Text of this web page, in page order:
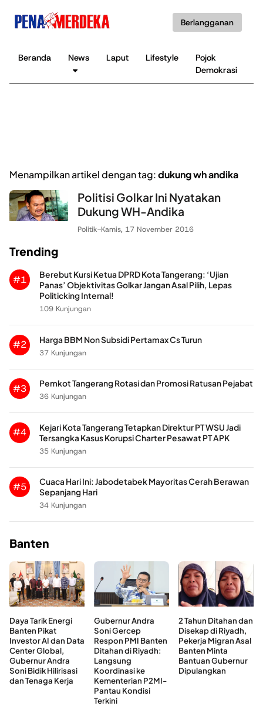
Berlangganan
Beranda News Laput Lifestyle
Pojok
Demokrasi
Menampilkan artikel dengan tag:dukung wh andika
Politisi Golkar Ini Nyatakan
Dukung WH-Andika
Politik-Kamis, 17 November 2016
Trending
#1
Berebut Kursi Ketua DPRD Kota Tangerang: ‘Ujian
Panas’ Objektivitas Golkar Jangan Asal Pilih, Lepas
Politicking Internal!
109 Kunjungan
#2
Harga BBM Non Subsidi Pertamax Cs Turun
37 Kunjungan
#3
Pemkot Tangerang Rotasi dan Promosi Ratusan Pejabat
36 Kunjungan
#4
Kejari Kota Tangerang Tetapkan Direktur PT WSU Jadi
Tersangka Kasus Korupsi Charter Pesawat PT APK
35 Kunjungan
#5
Cuaca Hari Ini: Jabodetabek Mayoritas Cerah Berawan
Sepanjang Hari
34 Kunjungan
Banten
Daya Tarik Energi
Banten Pikat
Investor AI dan Data
Center Global,
Gubernur Andra
Soni Bidik Hilirisasi
dan Tenaga Kerja
Gubernur Andra
Soni Gercep
Respon PMI Banten
Ditahan di Riyadh:
Langsung
Koordinasi ke
Kementerian P2MI-
Pantau Kondisi
Terkini
2 Tahun Ditahan dan
Disekap di Riyadh,
Pekerja Migran Asal
Banten Minta
Bantuan Gubernur
Dipulangkan